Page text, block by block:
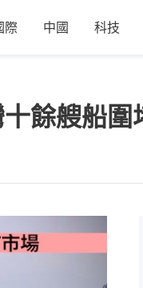
際 中國 科技
餘艘船圍